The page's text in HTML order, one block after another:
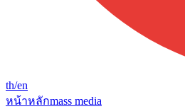
th/en
หน้าหลักmass media